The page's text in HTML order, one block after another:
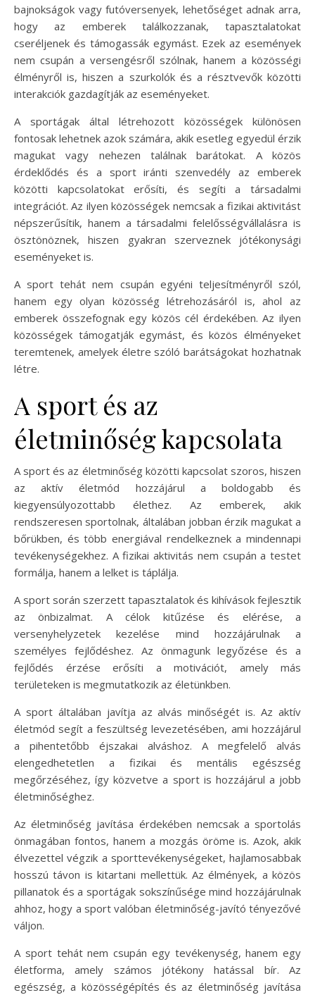
bajnokságok vagy futóversenyek, lehetőséget adnak arra,
hogy az emberek találkozzanak, tapasztalatokat
cseréljenek és támogassák egymást. Ezek az események
nem csupán a versengésről szólnak, hanem a közösségi
élményről is, hiszen a szurkolók és a résztvevők közötti
interakciók gazdagítják az eseményeket.
A sportágak által létrehozott közösségek különösen
fontosak lehetnek azok számára, akik esetleg egyedül érzik
magukat vagy nehezen találnak barátokat. A közös
érdeklődés és a sport iránti szenvedély az emberek
közötti kapcsolatokat erősíti, és segíti a társadalmi
integrációt. Az ilyen közösségek nemcsak a fizikai aktivitást
népszerűsítik, hanem a társadalmi felelősségvállalásra is
ösztönöznek, hiszen gyakran szerveznek jótékonysági
eseményeket is.
A sport tehát nem csupán egyéni teljesítményről szól,
hanem egy olyan közösség létrehozásáról is, ahol az
emberek összefognak egy közös cél érdekében. Az ilyen
közösségek támogatják egymást, és közös élményeket
teremtenek, amelyek életre szóló barátságokat hozhatnak
létre.
A sport és az
életminőség kapcsolata
A sport és az életminőség közötti kapcsolat szoros, hiszen
az aktív életmód hozzájárul a boldogabb és
kiegyensúlyozottabb élethez. Az emberek, akik
rendszeresen sportolnak, általában jobban érzik magukat a
bőrükben, és több energiával rendelkeznek a mindennapi
tevékenységekhez. A fizikai aktivitás nem csupán a testet
formálja, hanem a lelket is táplálja.
A sport során szerzett tapasztalatok és kihívások fejlesztik
az önbizalmat. A célok kitűzése és elérése, a
versenyhelyzetek kezelése mind hozzájárulnak a
személyes fejlődéshez. Az önmagunk legyőzése és a
fejlődés érzése erősíti a motivációt, amely más
területeken is megmutatkozik az életünkben.
A sport általában javítja az alvás minőségét is. Az aktív
életmód segít a feszültség levezetésében, ami hozzájárul
a pihentetőbb éjszakai alváshoz. A megfelelő alvás
elengedhetetlen a fizikai és mentális egészség
megőrzéséhez, így közvetve a sport is hozzájárul a jobb
életminőséghez.
Az életminőség javítása érdekében nemcsak a sportolás
önmagában fontos, hanem a mozgás öröme is. Azok, akik
élvezettel végzik a sporttevékenységeket, hajlamosabbak
hosszú távon is kitartani mellettük. Az élmények, a közös
pillanatok és a sportágak sokszínűsége mind hozzájárulnak
ahhoz, hogy a sport valóban életminőség-javító tényezővé
váljon.
A sport tehát nem csupán egy tevékenység, hanem egy
életforma, amely számos jótékony hatással bír. Az
egészség, a közösségépítés és az életminőség javítása